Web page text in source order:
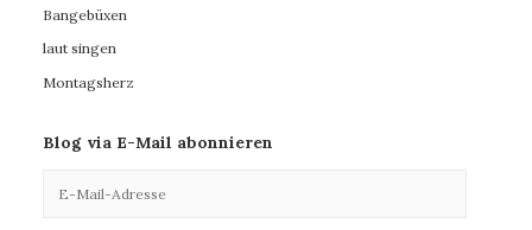
Bangebüxen
laut singen
Montagsherz
Blog via E-Mail abonnieren
Mail-